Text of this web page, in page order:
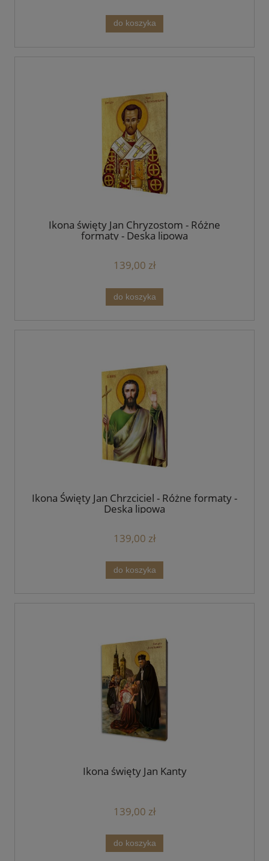
do koszyka
Ikona święty Jan Chryzostom - Różne
formaty - Deska lipowa
139,00 zł
do koszyka
Ikona Święty Jan Chrzciciel - Różne formaty -
Deska lipowa
139,00 zł
do koszyka
Ikona święty Jan Kanty
139,00 zł
do koszyka